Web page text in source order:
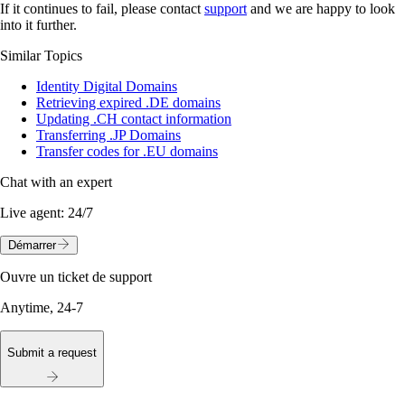
If it continues to fail, please contact support and we are happy to look
into it further.
Similar Topics
Identity Digital Domains
Retrieving expired .DE domains
Updating .CH contact information
Transferring .JP Domains
Transfer codes for .EU domains
Chat with an expert
Live agent: 24/7
Démarrer
Ouvre un ticket de support
Anytime, 24-7
Submit a request